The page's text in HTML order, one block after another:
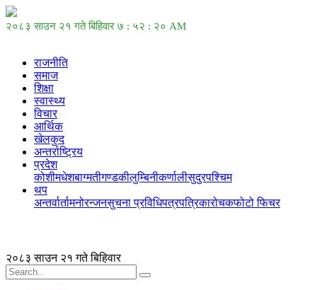
२०८३ साउन २१ गते बिहिवार ७ : ५२ : २० AM
राजनीति
समाज
शिक्षा
स्वास्थ्य
विचार
आर्थिक
खेलकुद
अन्तर्राष्ट्रिय
प्रदेश
कोशीमधेशबाग्मतीगण्डकीलुम्बिनीकर्णालीसुदुरपश्चिम
थप
अन्तर्वार्तामनोरन्जनसुचना प्रविधिपत्रपत्रिकारोचकफोटो फिचर
२०८३ साउन २१ गते बिहिवार